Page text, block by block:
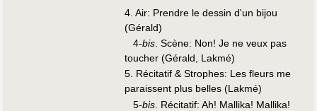
4. Air: Prendre le dessin d'un bijou
(Gérald)
4-bis. Scène: Non! Je ne veux pas
toucher (Gérald, Lakmé)
5. Récitatif & Strophes: Les fleurs me
paraissent plus belles (Lakmé)
5-bis. Récitatif: Ah! Mallika! Mallika!